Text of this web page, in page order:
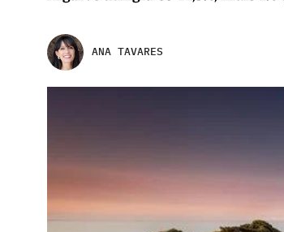
ANA TAVARES